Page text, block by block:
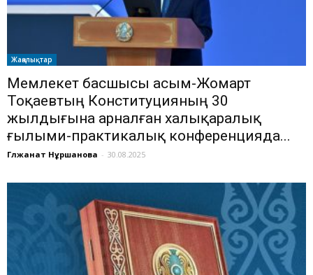
Жаңалықтар
Мемлекет басшысы Қасым-Жомарт
Тоқаевтың Конституцияның 30
жылдығына арналған халықаралық
ғылыми-практикалық конференцияда...
Гүлжанат Нұршанова - 30.08.2025